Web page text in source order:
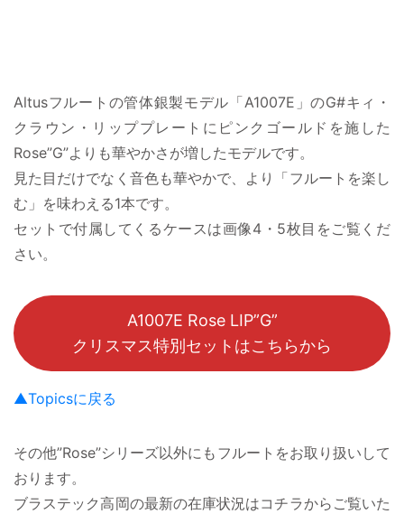
Altusフルートの管体銀製モデル「A1007E」のG#キィ・
クラウン・リッププレートにピンクゴールドを施した
Rose”G”よりも華やかさが増したモデルです。
見た目だけでなく音色も華やかで、より「フルートを楽し
む」を味わえる1本です。
セットで付属してくるケースは画像4・5枚目をご覧くだ
さい。
A1007E Rose LIP”G”
クリスマス特別セットはこちらから
▲Topicsに戻る
その他”Rose”シリーズ以外にもフルートをお取り扱いして
おります。
ブラステック高岡の最新の在庫状況はコチラからご覧いた